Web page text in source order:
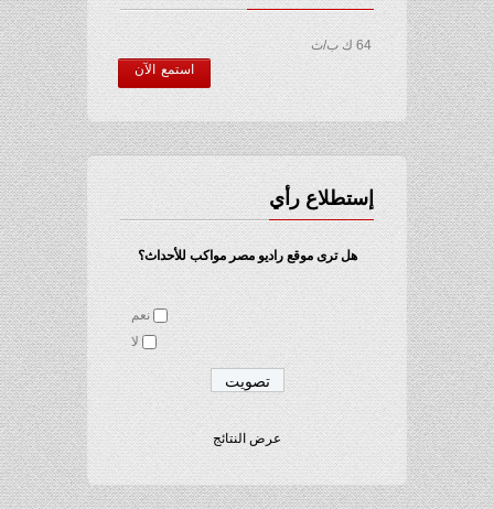
64 ك ب/ث
استمع الآن
إستطلاع رأي
هل ترى موقع راديو مصر مواكب للأحداث؟
نعم
لا
عرض النتائج